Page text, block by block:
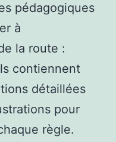
pédagogiques
à
la route :
contiennent
détaillées
pour
règle.